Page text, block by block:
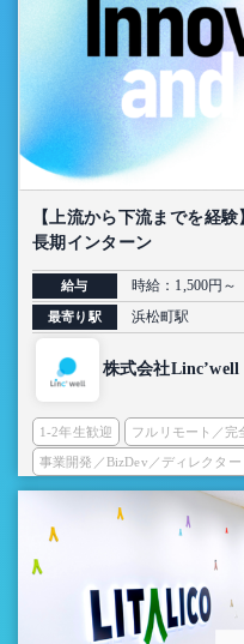
【上流から下流までを経
長期インターン
給与 時給：1,500円～
最寄り駅 浜松町駅
株式会社Linc’well
1-2年生歓迎 フルリモート／完
事業開発／BizDev／ディレクター